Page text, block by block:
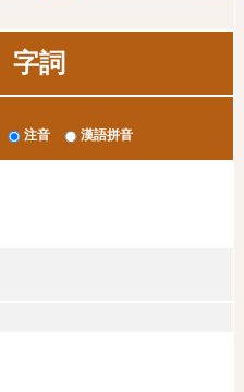
字詞
注音 漢語拼音